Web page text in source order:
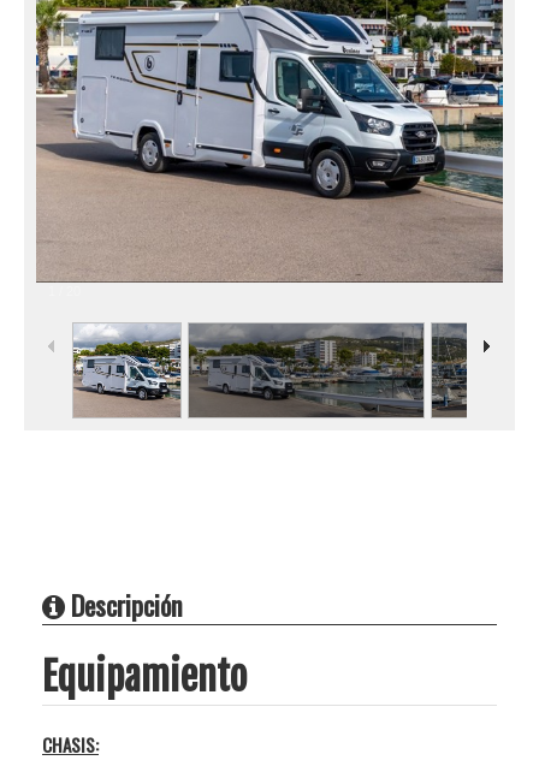
Descripción
Equipamiento
CHASIS: